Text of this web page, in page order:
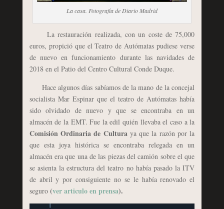
La casa. Fotografía de Diario Madrid
La restauración realizada, con un coste de 75,000
euros, propició que el Teatro de Autómatas pudiese verse
de nuevo en funcionamiento durante las navidades de
2018 en el Patio del Centro Cultural Conde Duque.
Hace algunos días sabíamos de la mano de la concejal
socialista Mar Espinar que el teatro de Autómatas había
sido olvidado de nuevo y que se encontraba en un
almacén de la EMT. Fue la edil quién llevaba el caso a la
Comisión Ordinaria de Cultura ya que la razón por la
que esta joya histórica se encontraba relegada en un
almacén era que una de las piezas del camión sobre el que
se asienta la estructura del teatro no había pasado la ITV
de abril y por consiguiente no se le había renovado el
seguro (ver articulo en prensa).